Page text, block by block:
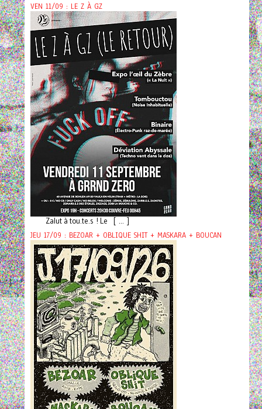
VEN 11/09 : LE Z À GZ
Zalut à tou.te.s ! Le [ ... ]
JEU 17/09 : BEZOAR + OBLIQUE SHIT + MASKARA + BOUCAN